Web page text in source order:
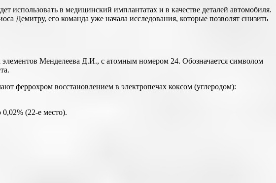
использовать в медицинский имплантатах и в качестве деталей автомобиля.
его команда уже начала исследования, которые позволят снизить
Менделеева Д.И., с атомным номером 24. Обозначается символом
феррохром восстановлением в электропечах коксом (углеродом):
(22-е место).